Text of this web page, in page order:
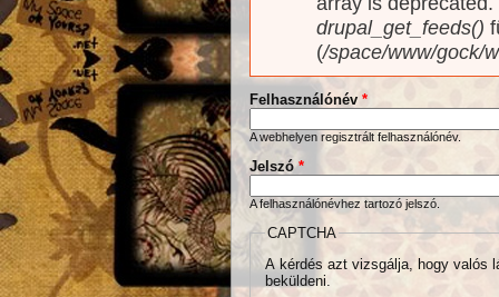
drupal_get_feeds()
(/space/www/gock/
Felhasználónév *
A webhelyen regisztrált felhasználónév.
Jelszó*
A felhasználónévhez tartozó jelszó.
CAPTCHA
A kérdés azt vizsgálja, hogy valós
beküldeni.